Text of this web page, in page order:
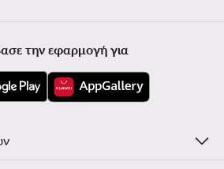
την εφαρμογή για